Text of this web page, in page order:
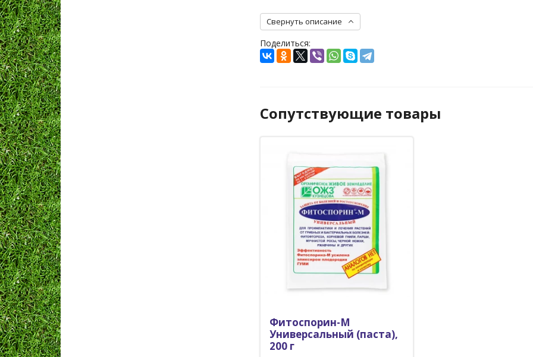
Свернуть описание
Поделиться:
Сопутствующие товары
Фитоспорин-М
Универсальный (паста),
200 г